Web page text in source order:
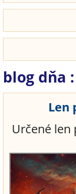
blog dňa :
Len
Určené len